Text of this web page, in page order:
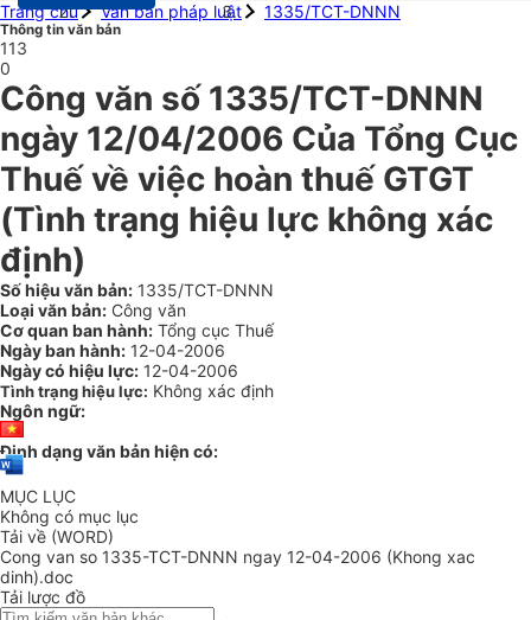
Trang chủ
Văn bản pháp luật 1335/TCT-DNNN
Thông tin văn bản
113
0
Công văn số 1335/TCT-DNNN
ngày 12/04/2006 Của Tổng Cục
Thuế về việc hoàn thuế GTGT
(Tình trạng hiệu lực không xác
định)
Số hiệu văn bản: 1335/TCT-DNNN
Loại văn bản: Công văn
Cơ quan ban hành: Tổng cục Thuế
Ngày ban hành: 12-04-2006
Ngày có hiệu lực: 12-04-2006
Tình trạng hiệu lực: Không xác định
Ngôn ngữ:
Định dạng văn bản hiện có:
MỤC LỤC
Không có mục lục
Tải về (WORD)
Cong van so 1335-TCT-DNNN ngay 12-04-2006 (Khong xac
dinh).doc
Tải lược đồ